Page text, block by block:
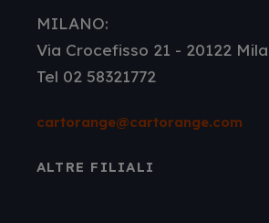
MILANO:
Via Crocefisso 21 - 20122
Tel 02 58321772
cartorange@cartorange.com
ALTRE FILIALI